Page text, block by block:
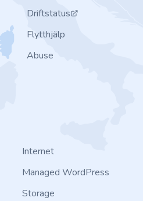
Driftstatus
Flytthjälp
Abuse
Internet
Managed WordPress
Storage